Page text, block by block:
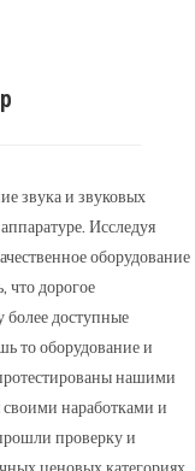
звука и звуковых
Исследуя
оборудование
что дорогое
более доступные
то оборудование и
нашими
наработками и
проверку и